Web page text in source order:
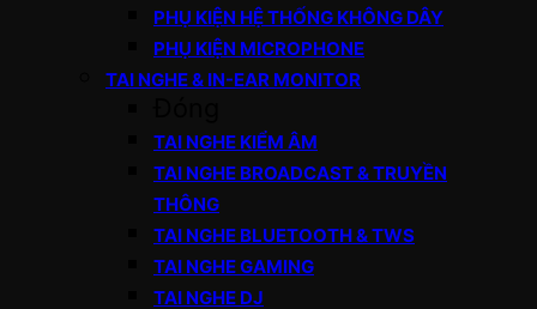
PHỤ KIỆN HỆ THỐNG KHÔNG DÂY
PHỤ KIỆN MICROPHONE
TAI NGHE & IN-EAR MONITOR
TAI NGHE KIỂM ÂM
TAI NGHE BROADCAST & TRUYỀN
THÔNG
TAI NGHE BLUETOOTH & TWS
TAI NGHE GAMING
TAI NGHE DJ